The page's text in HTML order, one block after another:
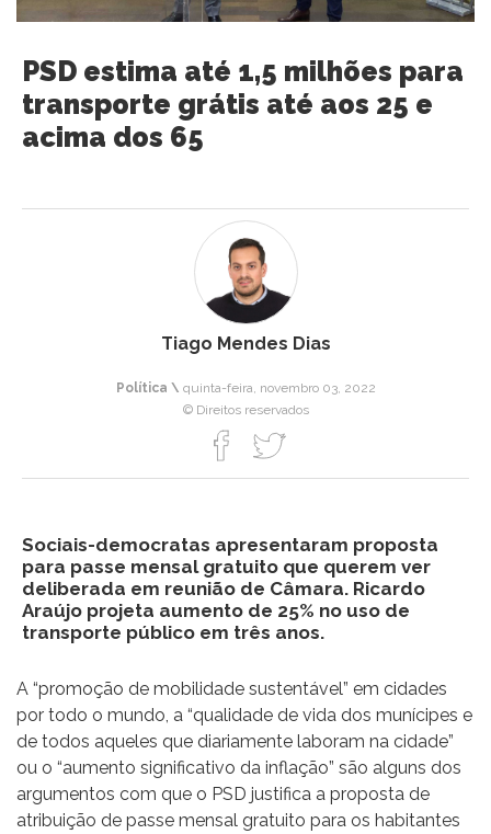
PSD estima até 1,5 milhões para
transporte grátis até aos 25 e
acima dos 65
Tiago Mendes Dias
Política \ quinta-feira, novembro 03, 2022
© Direitos reservados
Sociais-democratas apresentaram proposta
para passe mensal gratuito que querem ver
deliberada em reunião de Câmara. Ricardo
Araújo projeta aumento de 25% no uso de
transporte público em três anos.
A “promoção de mobilidade sustentável” em cidades
por todo o mundo, a “qualidade de vida dos munícipes e
de todos aqueles que diariamente laboram na cidade”
ou o “aumento significativo da inflação” são alguns dos
argumentos com que o PSD justifica a proposta de
atribuição de passe mensal gratuito para os habitantes